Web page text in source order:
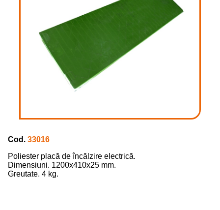
Cod. 33016
Poliester placă de încălzire electrică.
Dimensiuni. 1200x410x25 mm.
Greutate. 4 kg.